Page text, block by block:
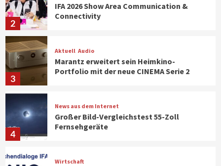
2
IFA 2026 Show Area Communication &
Connectivity
3
Aktuell Audio
Marantz erweitert sein Heimkino-
Portfolio mit der neue CINEMA Serie 2
4
News aus dem Internet
Großer Bild-Vergleichstest 55-Zoll
Fernsehgeräte
Wirtschaft